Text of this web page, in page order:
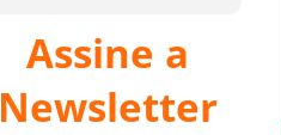
Assine a
Newsletter